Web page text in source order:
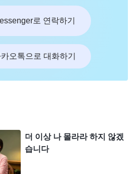
은혜와 기회를 다른 사람에게
말해 보아라. 이는 손해를 본
을 본 것이냐?(손해를 본 것입
막심하다!』(＜말씀ㆍ3권 말세
제3부＞ 중에서)하나님의 말씀
하고 무책임했으며, 대충한 데
을 부렸습니다. 막 팀장을 맡
전 그래도 열심히 노력했었습
이 늘고, 사역에서 성과가 조
로 연락하기
오톡으로 대화하기
더 이상 나 몰라라 하지 않겠
습니다